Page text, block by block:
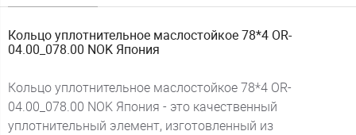
Кольцо уплотнительное маслостойкое 78*4 OR-
04.00_078.00 NOK Япония
Кольцо уплотнительное маслостойкое 78*4 OR-
04.00_078.00 NOK Япония - это качественный
уплотнительный элемент, изготовленный из